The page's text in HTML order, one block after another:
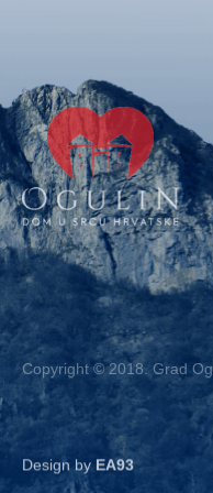
Copyright © 2018. Grad
Design by EA93
Kontakt